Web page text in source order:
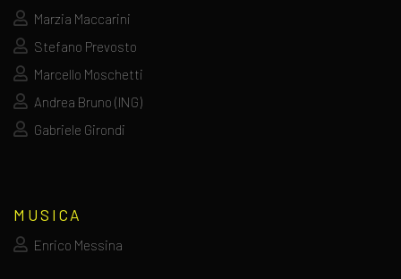
Marzia Maccarini
Stefano Prevosto
Marcello Moschetti
Andrea Bruno (ING)
Gabriele Girondi
MUSICA
Enrico Messina